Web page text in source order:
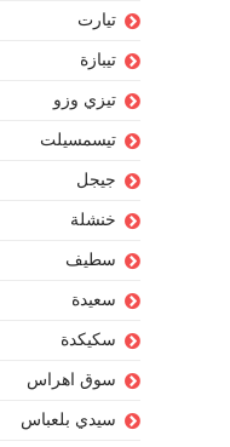
تيارت
تيبازة
تيزي وزو
تيسمسيلت
جيجل
خنشلة
سطيف
سعيدة
سكيكدة
سوق اهراس
سيدي بلعباس